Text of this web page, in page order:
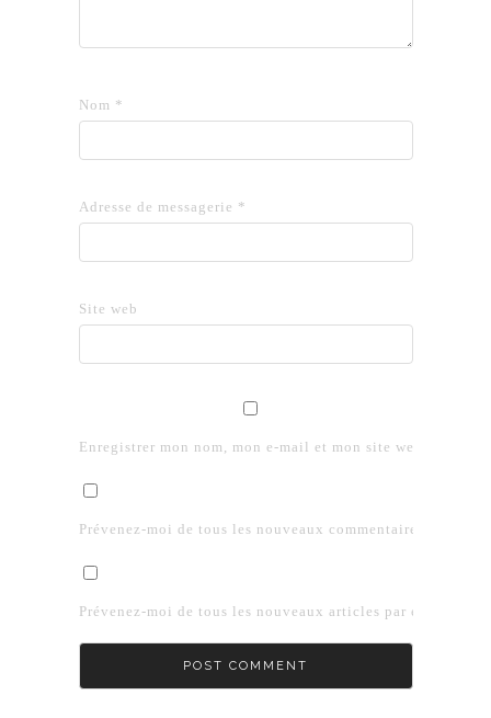
Nom *
Adresse de messagerie *
Site web
Enregistrer mon nom, mon e-mail et mon site web dans le
Prévenez-moi de tous les nouveaux commentaires par e-
Prévenez-moi de tous les nouveaux articles par e-mail.